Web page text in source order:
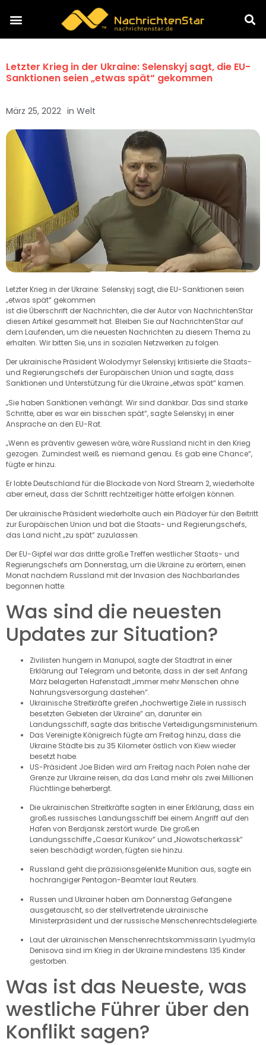
Letzter Krieg in der Ukraine: Selenskyj sagt, die EU-
Sanktionen seien „etwas spät“ gekommen
März 25, 2022 in Welt
Letzter Krieg in der Ukraine: Selenskyj sagt, die EU-Sanktionen seien
„etwas spät“ gekommen
ist die Überschrift der Nachrichten, die der Autor von NachrichtenStar
diesen Artikel gesammelt hat. Bleiben Sie auf NachrichtenStar auf
dem Laufenden, um die neuesten Nachrichten zu diesem Thema zu
erhalten. Wir bitten Sie, uns in sozialen Netzwerken zu folgen.
Der ukrainische Präsident Wolodymyr Selenskyj kritisierte die Staats-
und Regierungschefs der Europäischen Union und sagte, dass
Sanktionen und Unterstützung für die Ukraine „etwas spät“ kamen.
„Sie haben Sanktionen verhängt. Wir sind dankbar. Das sind starke
Schritte, aber es war ein bisschen spät“, sagte Selenskyj in einer
Ansprache an den EU-Rat.
„Wenn es präventiv gewesen wäre, wäre Russland nicht in den Krieg
gezogen. Zumindest weiß es niemand genau. Es gab eine Chance“,
fügte er hinzu.
Er lobte Deutschland für die Blockade von Nord Stream 2, wiederholte
aber erneut, dass der Schritt rechtzeitiger hätte erfolgen können.
Der ukrainische Präsident wiederholte auch ein Plädoyer für den Beitritt
zur Europäischen Union und bat die Staats- und Regierungschefs,
das Land nicht „zu spät“ zuzulassen.
Der EU-Gipfel war das dritte große Treffen westlicher Staats- und
Regierungschefs am Donnerstag, um die Ukraine zu erörtern, einen
Monat nachdem Russland mit der Invasion des Nachbarlandes
begonnen hatte.
Was sind die neuesten
Updates zur Situation?
Zivilisten hungern in Mariupol, sagte der Stadtrat in einer
Erklärung auf Telegram und betonte, dass in der seit Anfang
März belagerten Hafenstadt „immer mehr Menschen ohne
Nahrungsversorgung dastehen“.
Ukrainische Streitkräfte greifen „hochwertige Ziele in russisch
besetzten Gebieten der Ukraine“ an, darunter ein
Landungsschiff, sagte das britische Verteidigungsministerium.
Das Vereinigte Königreich fügte am Freitag hinzu, dass die
Ukraine Städte bis zu 35 Kilometer östlich von Kiew wieder
besetzt habe.
US-Präsident Joe Biden wird am Freitag nach Polen nahe der
Grenze zur Ukraine reisen, da das Land mehr als zwei Millionen
Flüchtlinge beherbergt.
Die ukrainischen Streitkräfte sagten in einer Erklärung, dass ein
großes russisches Landungsschiff bei einem Angriff auf den
Hafen von Berdjansk zerstört wurde. Die großen
Landungsschiffe „Caesar Kunikov“ und „Nowotscherkassk“
seien beschädigt worden, fügten sie hinzu.
Russland geht die präzisionsgelenkte Munition aus, sagte ein
hochrangiger Pentagon-Beamter laut Reuters.
Russen und Ukrainer haben am Donnerstag Gefangene
ausgetauscht, so der stellvertretende ukrainische
Ministerpräsident und der russische Menschenrechtsdelegierte.
Laut der ukrainischen Menschenrechtskommissarin Lyudmyla
Denisova sind im Krieg in der Ukraine mindestens 135 Kinder
gestorben.
Was ist das Neueste, was
westliche Führer über den
Konflikt sagen?